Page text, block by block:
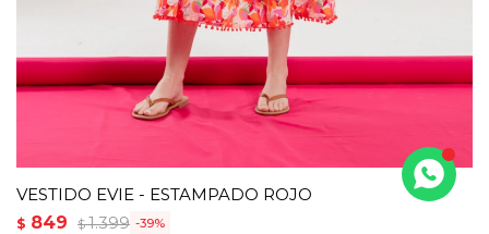
VESTIDO EVIE - ESTAMPADO ROJO
$ 849 $ 1.399 39